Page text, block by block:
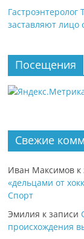
заставляют лицо
Посещения
Свежие
Иван Максимов к
«дельцами от
Спорт
Эмилия к записи
происхождения